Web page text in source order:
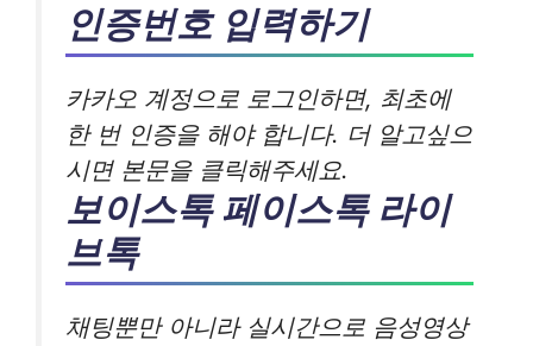
인증번호 입력하기
카카오 계정으로 로그인하면, 최초에
한 번 인증을 해야 합니다. 더 알고싶으
시면 본문을 클릭해주세요.
보이스톡 페이스톡 라이
브톡
채팅뿐만 아니라 실시간으로 음성영상